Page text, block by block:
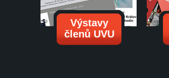
Výstavy
členů UVU